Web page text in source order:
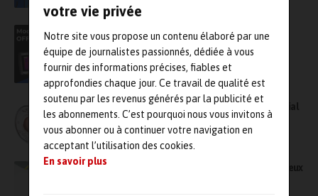
votre vie privée
Notre site vous propose un contenu élaboré par une
équipe de journalistes passionnés, dédiée à vous
fournir des informations précises, fiables et
approfondies chaque jour. Ce travail de qualité est
soutenu par les revenus générés par la publicité et
les abonnements. C’est pourquoi nous vous invitons à
vous abonner ou à continuer votre navigation en
acceptant l’utilisation des cookies.
En savoir plus
Module infrarouge offert pour tout achat
comprenant une tablette XT12 !
LumaSense Technologies, spécialiste mondial
de la mesure de température sans contact
Industrie papetière : réduisez les arrêts coûteux